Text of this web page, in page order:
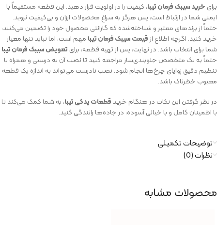
برای خرید سیبک فرمان تیبا، کیفیت را در اولویت قرار دهید. این قطعه مستقیماً با
ایمنی شما در ارتباط است، پس هرگز به سراغ محصولات ارزان و بی‌کیفیت نروید.
حتماً از برندهای معتبر و شناخته‌شده که گارانتی محصول خود را تضمین می‌کنند،
خرید کنید. اگرچه اطلاع از قیمت سیبک فرمان تیبا مهم است، اما نباید تنها معیار
شما برای انتخاب باشد. در نهایت، پس از تهیه قطعه، برای تعویض سیبک فرمان تیبا
حتماً به یک متخصص جلوبندی‌ساز مراجعه کنید تا نصب آن به درستی و همراه با
تنظیم دقیق زوایای چرخ‌ها انجام شود. نصب نادرست می‌تواند به اندازه یک قطعه
معیوب خطرناک باشد.
در نظر گرفتن این نکات در هنگام خرید قطعات یدکی تیبا، به شما کمک می‌کند تا
با اطمینان کامل و با خیالی آسوده، در جاده‌ها رانندگی کنید.
توضیحات تکمیلی
نظرات (0)
محصولات مشابه